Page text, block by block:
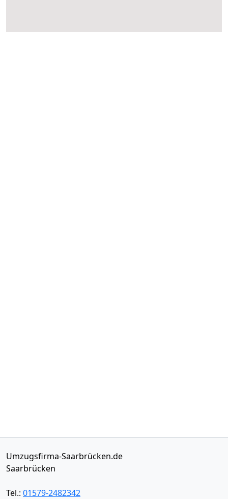
Umzugsfirma-Saarbrücken.de
Saarbrücken
Tel.: 01579-2482342